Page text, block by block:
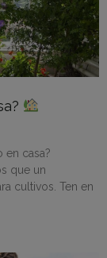
en casa?
que un
cultivos. Ten en